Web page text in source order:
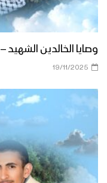
وصايا الخالدين الشهيد
19/11/2025